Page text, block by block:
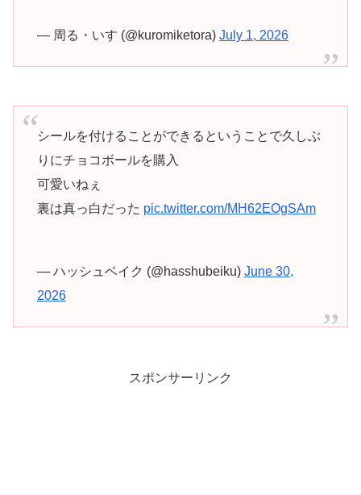
— 周る・いす (@kuromiketora) July 1, 2026
シールを付けることができるということで久しぶ
りにチョコボールを購入
可愛いねぇ
裏は真っ白だった pic.twitter.com/MH62EOgSAm
— ハッシュベイク (@hasshubeiku) June 30,
2026
スポンサーリンク